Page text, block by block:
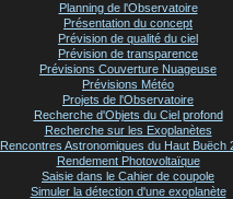
Planning de l'Observatoire
Présentation du concept
Prévision de qualité du ciel
Prévision de transparence
Prévisions Couverture Nuageuse
Prévisions Météo
Projets de l'Observatoire
Recherche d'Objets du Ciel profond
Recherche sur les Exoplanètes
Rencontres Astronomiques du Haut Buëch
Rendement Photovoltaïque
Saisie dans le Cahier de coupole
Simuler la détection d'une exoplanète